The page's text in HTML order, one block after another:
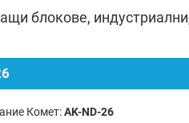
блокове,
Комет:AK-ND-26